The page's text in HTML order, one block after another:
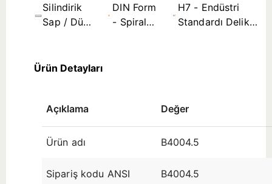
Karbür)
Silindirik
Sap / Düz
DIN Form B
- Spiral
H7 - Endüstri
Standardı Delik
Ürün Detayları
Açıklama Değer
Ürün adı B4004.5
Sipariş kodu ANSI B4004.5